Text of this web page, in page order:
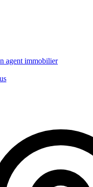
agent immobilier